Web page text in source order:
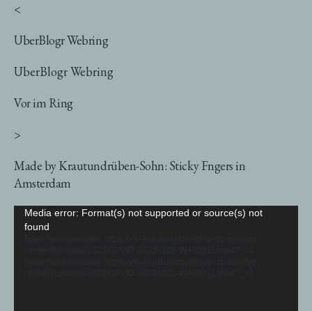
<
UberBlogr Webring
UberBlogr Webring
Vor im Ring
>
Made by Krautundrüben-Sohn: Sticky Fngers in
Amsterdam
Video-
Player
Media error: Format(s) not supported or source(s) not
found
Datei herunterladen: https://xn--krautundrbenblog-rzb.com/wp-
content/uploads/2023/02/VID-20230222-WA00011.mp4?_=1
Datei herunterladen: https://xn--krautundrbenblog-rzb.com/wp-
content/uploads/2023/02/VID-20230222-WA00011.mp4?_=1